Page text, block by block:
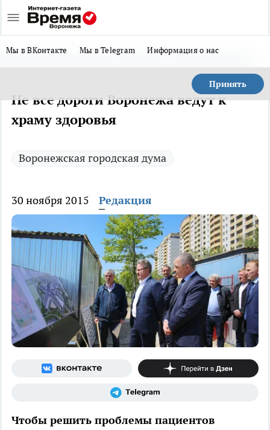
Мы в ВКонтакте Мы в Telegram Информация о нас
Принять
Не все дороги Воронежа ведут к
храму здоровья
Воронежская городская дума
30 ноября 2015 Редакция
Чтобы решить проблемы пациентов